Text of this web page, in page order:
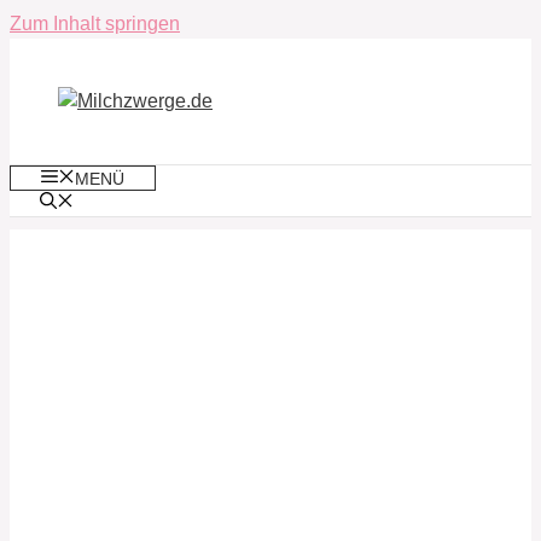
Zum Inhalt springen
MENÜ